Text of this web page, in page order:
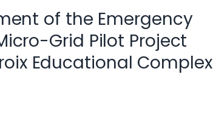
of the Emergency
Grid Pilot Project
Educational Complex